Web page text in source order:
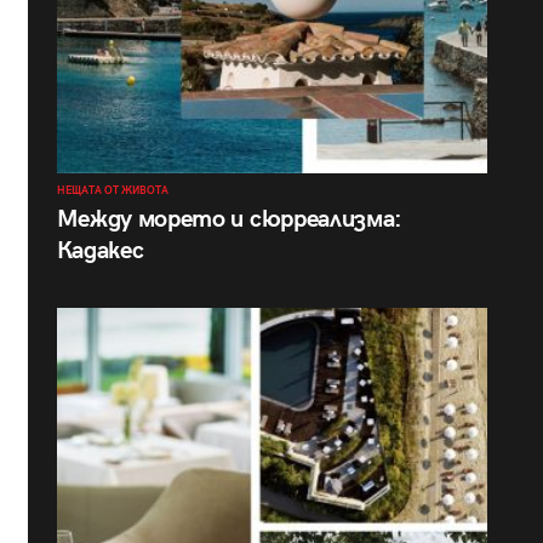
НЕЩАТА ОТ ЖИВОТА
Между морето и сюрреализма:
Кадакес